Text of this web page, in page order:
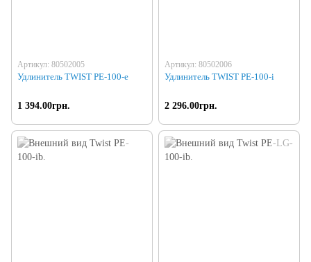
Артикул: 80502005
Удлинитель TWIST PE-100-e
1 394.00грн.
Артикул: 80502006
Удлинитель TWIST PE-100-i
2 296.00грн.